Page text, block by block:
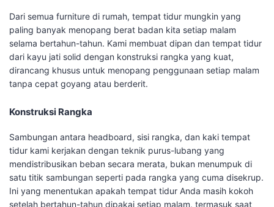
Dari semua furniture di rumah, tempat tidur mungkin yang
paling banyak menopang berat badan kita setiap malam
selama bertahun-tahun. Kami membuat dipan dan tempat tidur
dari kayu jati solid dengan konstruksi rangka yang kuat,
dirancang khusus untuk menopang penggunaan setiap malam
tanpa cepat goyang atau berderit.
Konstruksi Rangka
Sambungan antara headboard, sisi rangka, dan kaki tempat
tidur kami kerjakan dengan teknik purus-lubang yang
mendistribusikan beban secara merata, bukan menumpuk di
satu titik sambungan seperti pada rangka yang cuma disekrup.
Ini yang menentukan apakah tempat tidur Anda masih kokoh
setelah bertahun-tahun dipakai setiap malam, termasuk saat